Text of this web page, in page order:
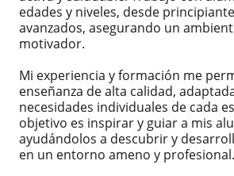
edades y niveles, desde
avanzados, asegurando un
motivador.
Mi experiencia y formación me
enseñanza de alta calidad,
necesidades individuales de cada
objetivo es inspirar y guiar a mis
ayudándolos a descubrir y
en un entorno ameno y profesional.